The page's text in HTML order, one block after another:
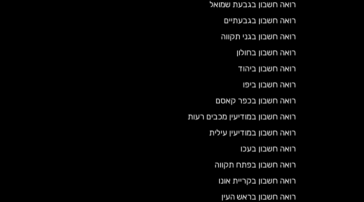
רואה חשבון בגבעת שמואל
רואה חשבון בגבעתיים
רואה חשבון בגני תקווה
רואה חשבון בחולון
רואה חשבון ביהוד
רואה חשבון ביפו
רואה חשבון בכפר קאסם
רואה חשבון במודיעין מכבים רעות
רואה חשבון במודיעין עילית
רואה חשבון בעכו
רואה חשבון בפתח תקווה
רואה חשבון בקריית אונו
רואה חשבון בראש העין